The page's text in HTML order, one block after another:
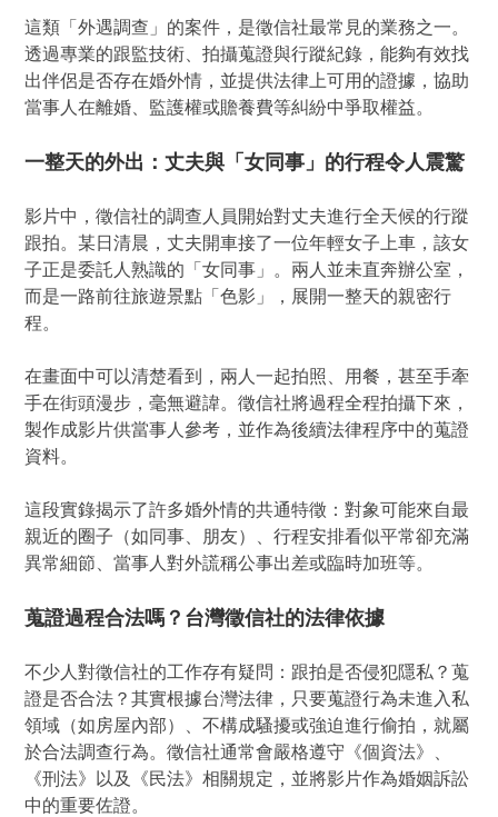
這類「外遇調查」的案件，是徵信社最常見的業務之一。
透過專業的跟監技術、拍攝蒐證與行蹤紀錄，能夠有效找
出伴侶是否存在婚外情，並提供法律上可用的證據，協助
當事人在離婚、監護權或贍養費等糾紛中爭取權益。
一整天的外出：丈夫與「女同事」的行程令人震驚
影片中，徵信社的調查人員開始對丈夫進行全天候的行蹤
跟拍。某日清晨，丈夫開車接了一位年輕女子上車，該女
子正是委託人熟識的「女同事」。兩人並未直奔辦公室，
而是一路前往旅遊景點「色影」，展開一整天的親密行
程。
在畫面中可以清楚看到，兩人一起拍照、用餐，甚至手牽
手在街頭漫步，毫無避諱。徵信社將過程全程拍攝下來，
製作成影片供當事人參考，並作為後續法律程序中的蒐證
資料。
這段實錄揭示了許多婚外情的共通特徵：對象可能來自最
親近的圈子（如同事、朋友）、行程安排看似平常卻充滿
異常細節、當事人對外謊稱公事出差或臨時加班等。
蒐證過程合法嗎？台灣徵信社的法律依據
不少人對徵信社的工作存有疑問：跟拍是否侵犯隱私？蒐
證是否合法？其實根據台灣法律，只要蒐證行為未進入私
領域（如房屋內部）、不構成騷擾或強迫進行偷拍，就屬
於合法調查行為。徵信社通常會嚴格遵守《個資法》、
《刑法》以及《民法》相關規定，並將影片作為婚姻訴訟
中的重要佐證。